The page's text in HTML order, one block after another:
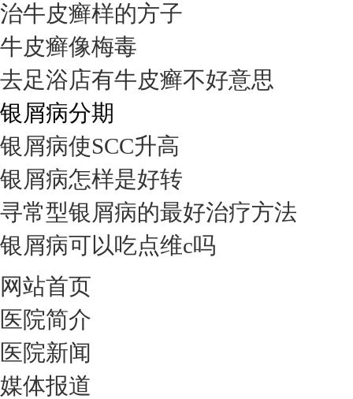
治牛皮癣样的方子
牛皮癣像梅毒
去足浴店有牛皮癣不好意思
银屑病分期
银屑病使SCC升高
银屑病怎样是好转
寻常型银屑病的最好治疗方法
银屑病可以吃点维c吗
网站首页
医院简介
医院新闻
媒体报道